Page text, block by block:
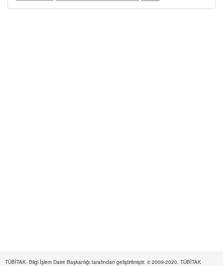
TÜBİTAK- Bilgi İşlem Daire Başkanlığı tarafından geliştirilmiştir. © 2009-2020, TÜBİTAK